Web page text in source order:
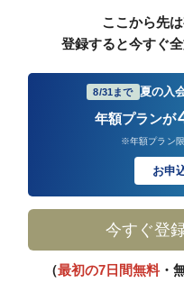
ここから先
登録すると今すぐ
8/31まで 夏の入
年額プランが
※年額プラン
お申
今すぐ登
（最初の7日間無料・